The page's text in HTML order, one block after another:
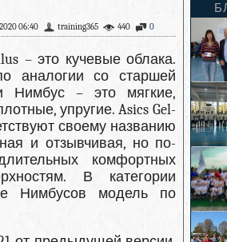
0
440
training365
06:40
– это кучевые облака.
аналогии со старшей
Нимбус – это мягкие,
упругие. Asics Gel-
своему названию
и отзывчивая, но по-
комфортных
В категории
Нимбусов модель по